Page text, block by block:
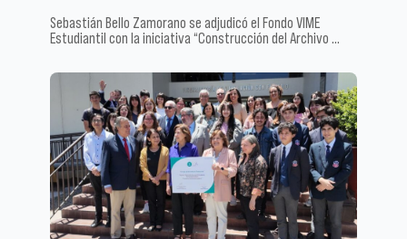
Sebastián Bello Zamorano se adjudicó el Fondo VIME
Estudiantil con la iniciativa “Construcción del Archivo …